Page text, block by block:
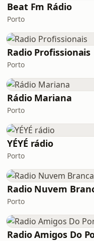
Beat Fm Rádio
Porto
Radio Profissionais
Porto
Rádio Mariana
Porto
YÉYÉ rádio
Porto
Radio Nuvem
Porto